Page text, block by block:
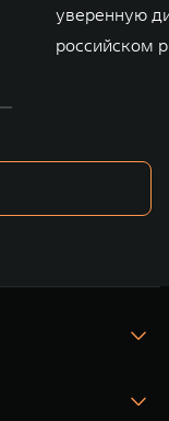
уверенную
российском